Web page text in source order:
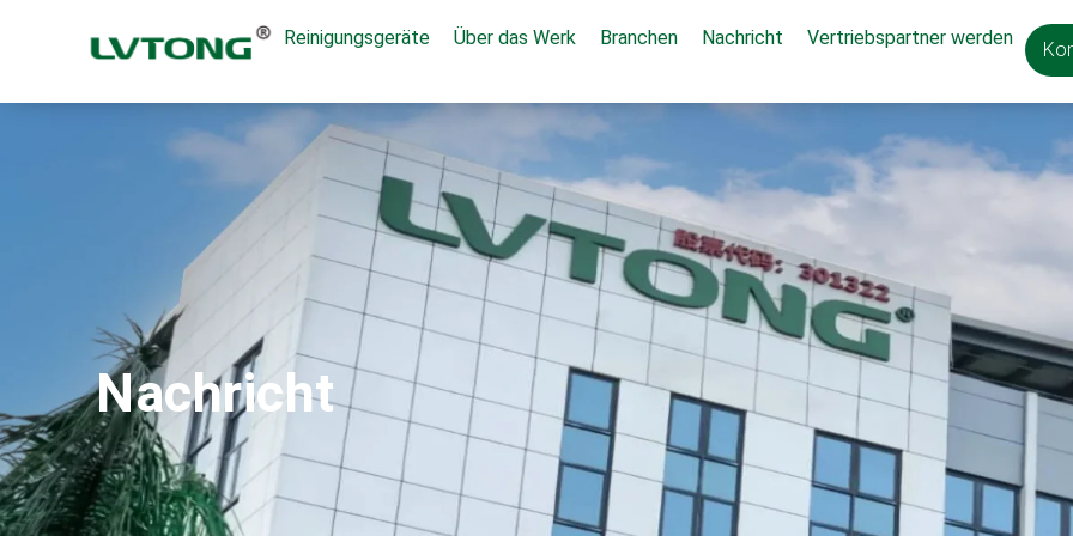
Reinigungsgeräte Über das Werk Branchen Nachricht Vertriebspartner werden
Nachricht